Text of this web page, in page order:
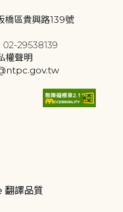
橋區貴興路139號
29538139
權聲明
翻譯品質